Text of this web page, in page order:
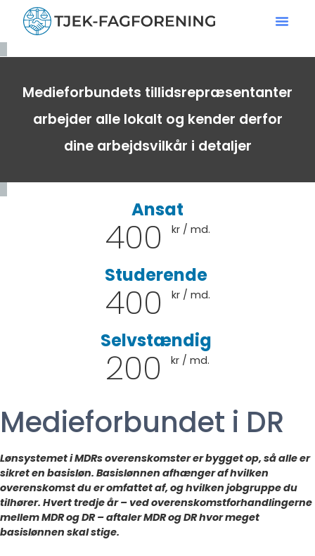
Medieforbundets tillidsrepræsentanter
arbejder alle lokalt og kender derfor
dine arbejdsvilkår i detaljer
Ansat
400 kr / md.
Studerende
400 kr / md.
Selvstændig
200 kr / md.
Medieforbundet i DR
Lønsystemet i MDRs overenskomster er bygget op, så alle er
sikret en basisløn. Basislønnen afhænger af hvilken
overenskomst du er omfattet af, og hvilken jobgruppe du
tilhører. Hvert tredje år – ved overenskomstforhandlingerne
mellem MDR og DR – aftaler MDR og DR hvor meget
basislønnen skal stige.